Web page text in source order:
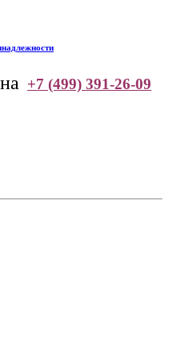
+7 (499) 391-26-09